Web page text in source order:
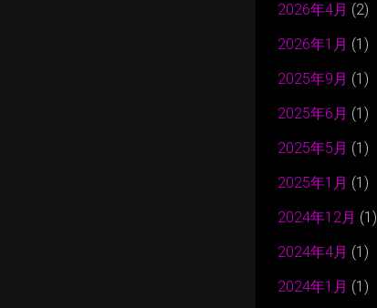
2026年4月 (2)
2026年1月 (1)
2025年9月 (1)
2025年6月 (1)
2025年5月 (1)
2025年1月 (1)
2024年12月 (1)
2024年4月 (1)
2024年1月 (1)